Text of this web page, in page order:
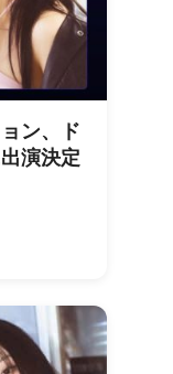
ン、ド
演決定